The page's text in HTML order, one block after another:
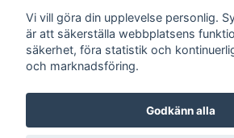
Sociala medier
Vi vill göra din upplevelse personlig.
är att säkerställa webbplatsens
säkerhet, föra statistik och
och marknadsföring.
Godkänn alla